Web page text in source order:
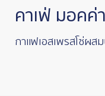
คาเฟ่ มอคค่
กาแฟเอสเพรสโซ่ผส